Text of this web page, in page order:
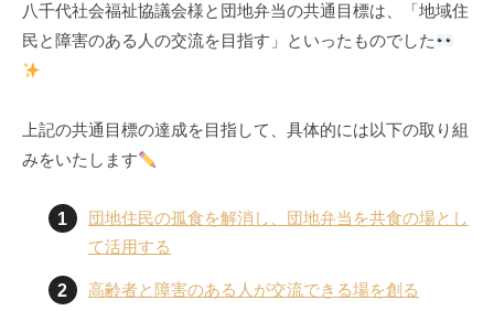
八千代社会福祉協議会様と団地弁当の共通目標は、「地域住
民と障害のある人の交流を目指す」といったものでした
上記の共通目標の達成を目指して、具体的には以下の取り組
みをいたします
団地住民の孤食を解消し、団地弁当を共食の場とし
て活用する
高齢者と障害のある人が交流できる場を創る